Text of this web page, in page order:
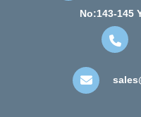
No:143-145